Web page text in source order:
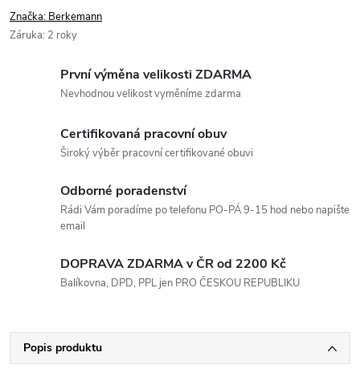
Značka: Berkemann
Záruka: 2 roky
První výměna velikosti ZDARMA
Nevhodnou velikost vyměníme zdarma
Certifikovaná pracovní obuv
Široký výběr pracovní certifikované obuvi
Odborné poradenství
Rádi Vám poradíme po telefonu PO-PÁ 9-15 hod nebo napište
email
DOPRAVA ZDARMA v ČR od 2200 Kč
Balíkovna, DPD, PPL jen PRO ČESKOU REPUBLIKU
Popis produktu